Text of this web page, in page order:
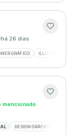
há 26 dias
GRÁFICO ILLUSTRATOR
mencionado·
DESIGN GRÁFICO